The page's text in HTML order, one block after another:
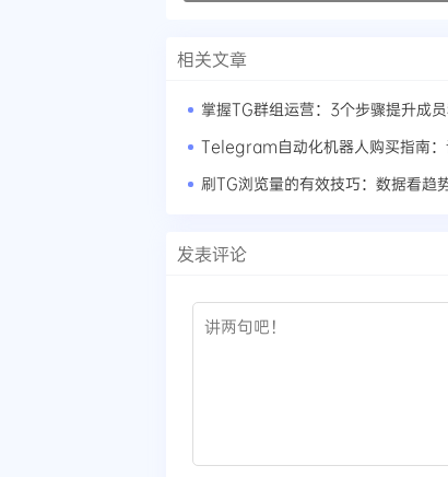
相关文章
掌握TG群组运营：3个步骤提升成
Telegram自动化机器人购买指南：
刷TG浏览量的有效技巧：数据看趋
发表评论